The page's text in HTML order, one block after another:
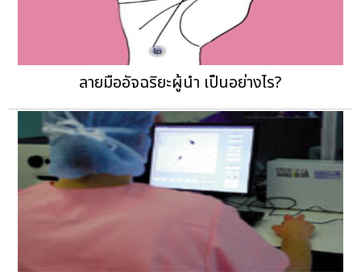
ลายมืออัจฉริยะผู้นำ เป็นอย่างไร?